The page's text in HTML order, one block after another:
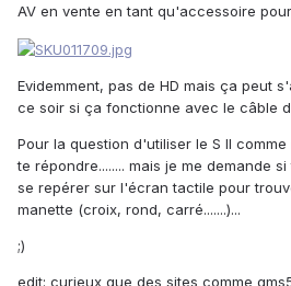
AV en vente en tant qu'accessoire
Evidemment, pas de HD mais ça peut
ce soir si ça fonctionne avec le câble
Pour la question d'utiliser le S II
te répondre........ mais je me demande
se repérer sur l'écran tactile pour
manette (croix, rond, carré.......)...
;)
edit: curieux que des sites comme